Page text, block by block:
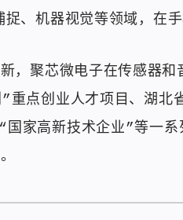
、机器视觉等领域，在
，聚芯微电子在传感器
重点创业人才项目、湖
国家高新技术企业”等一